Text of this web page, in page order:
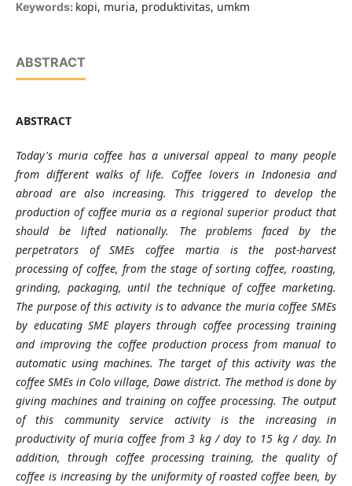
Keywords: kopi, muria, produktivitas, umkm
ABSTRACT
ABSTRACT
Today'smuriacoffee has a universal appeal to many people
from different walks of life. Coffee lovers in Indonesia and
abroad are also increasing. This triggered to develop the
production of coffee muria as a regional superior product that
should be lifted nationally. The problems faced by the
perpetrators of SMEs coffee martia is the post-harvest
processing of coffee, from the stage of sorting coffee, roasting,
grinding, packaging, until the technique of coffee marketing.
The purpose of this activity is to advance the muria coffee SMEs
by educating SME players through coffee processing training
and improving the coffee production process from manual to
automatic using machines. The target of this activity was the
coffee SMEs in Colo village, Dawe district. The method is done by
giving machines and training on coffee processing. The output
of this community service activity is the increasing in
productivity of muria coffee from 3 kg / day to 15 kg / day. In
addition, through coffee processing training, the quality of
coffee is increasing by the uniformity of roasted coffee been, by